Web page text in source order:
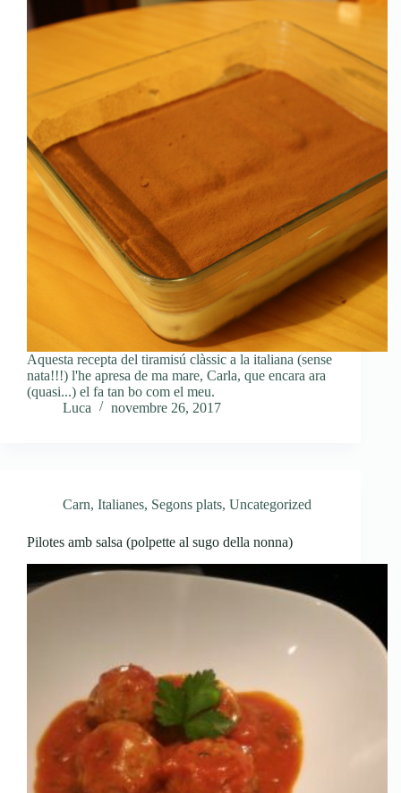
Aquesta recepta del tiramisú clàssic a la italiana (sense
nata!!!) l'he apresa de ma mare, Carla, que encara ara
(quasi...) el fa tan bo com el meu.
Luca
novembre 26, 2017
Carn, Italianes, Segons plats, Uncategorized
Pilotes amb salsa (polpette al sugo della nonna)